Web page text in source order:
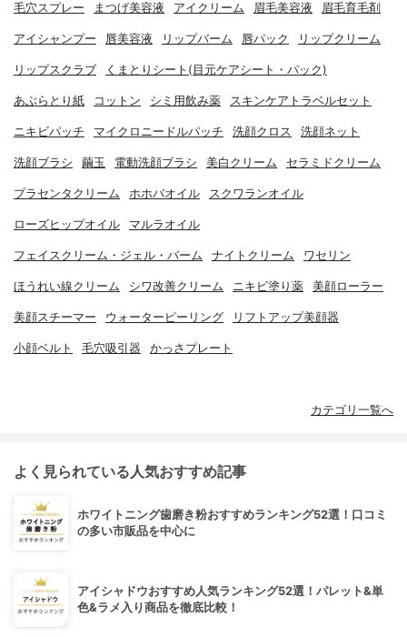
毛穴スプレー まつげ美容液 アイクリーム 眉毛美容液 眉毛育毛剤
アイシャンプー 唇美容液 リップバーム 唇パック リップクリーム
リップスクラブ くまとりシート(目元ケアシート・パック)
あぶらとり紙 コットン シミ用飲み薬 スキンケアトラベルセット
ニキビパッチ マイクロニードルパッチ 洗顔クロス 洗顔ネット
洗顔ブラシ 繭玉 電動洗顔ブラシ 美白クリーム セラミドクリーム
プラセンタクリーム ホホバオイル スクワランオイル
ローズヒップオイル マルラオイル
フェイスクリーム・ジェル・バーム ナイトクリーム ワセリン
ほうれい線クリーム シワ改善クリーム ニキビ塗り薬 美顔ローラー
美顔スチーマー ウォーターピーリング リフトアップ美顔器
小顔ベルト 毛穴吸引器 かっさプレート
カテゴリ一覧へ
よく見られている人気おすすめ記事
ホワイトニング歯磨き粉おすすめランキング52選！口コミ
の多い市販品を中心に
アイシャドウおすすめ人気ランキング52選！パレット&単
色&ラメ入り商品を徹底比較！